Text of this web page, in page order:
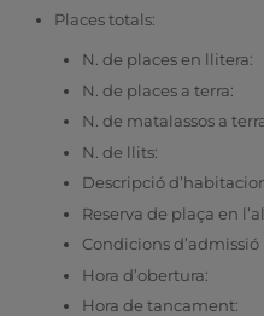
Places totals:
N. de places en llitera:
N. de places a terra:
N. de matalassos a
N. de llits:
Descripció
Reserva de plaça en
Condicions
Hora d’obertura:
Hora de tancament: